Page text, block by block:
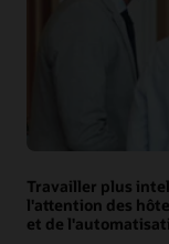
Travailler plus
l'attention des
et de